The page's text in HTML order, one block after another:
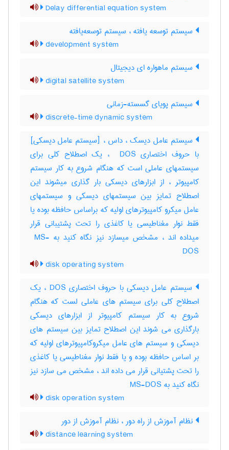
Delay differential equation system
سیستم توسعه یافته ، سیستم توسعه‌یافته
development system
سیستم ماهواره ای دیجیتال
digital satellite system
سیستم پویای گسسته-زمانی
discrete-time dynamic system
سیستم عامل دیسک ، داس ، [سیستم عامل دیسکی]
با حروف اختصاری ‎ DOS ، یک اصطلاح کلی برای
سیستمهای عاملی است که هنگام شروع به کار سیستم
کامپیوتر ، از ابزارهای دیسکی بار گذاری میشوند این
اصطلاح تمایز بین سیستمهای دیسکی و سیستمهای
عامل میکرو کامپیوترهای اولیه که براساس حافظه بوده یا
فقط نوار مغناطیسی یا کاغذی را تحت پشتیبانی قرار
میداده اند ، مشخص میسازد نیز نگاه کنید به ‎ MS-
DOS
disk operating system
سیستم عامل دیسکی با حروف اختصاری DOS ، یک
اصطلاح کلی برای سیستم های عاملی لست که هنگام
شروع به کار سیستم کامپیوتر از ابزارهای دیسکی
بارگذاری می شوند این اصطلاح تمایز بین سیستم های
دیسکی و سیستم های عامل میکروکامپیوترهای اولیه که
بر اساس حافظه بوده و یا فقط نوار مغناطیسی یا کاغذی
را تحت پشتیانی قرار می داده اند ، مشخص می سازد نیز
نگاه کنید به MS-DOS
disk operation system
نظام آموزش از راه دور ، نظام آموزش از دور
distance learning system